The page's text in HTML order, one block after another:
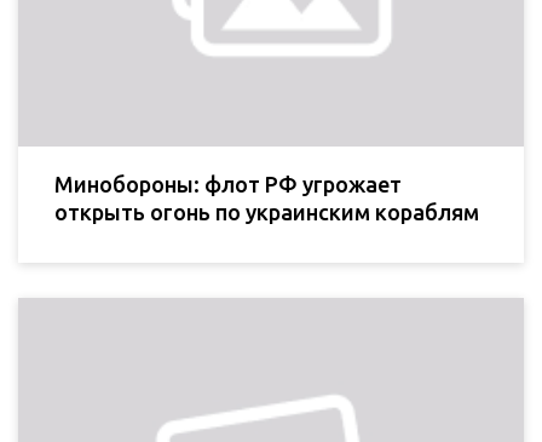
Минобороны: флот РФ угрожает
открыть огонь по украинским кораблям